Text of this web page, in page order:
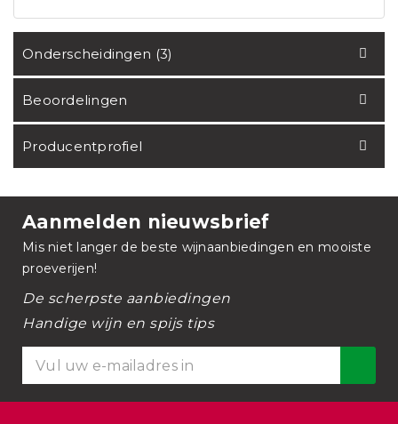
Onderscheidingen (3)
Beoordelingen
Producentprofiel
Aanmelden nieuwsbrief
Mis niet langer de beste wijnaanbiedingen en mooiste
proeverijen!
De scherpste aanbiedingen
Handige wijn en spijs tips